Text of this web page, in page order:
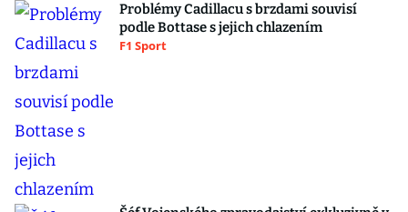
Problémy Cadillacu s brzdami souvisí
podle Bottase s jejich chlazením
F1 Sport